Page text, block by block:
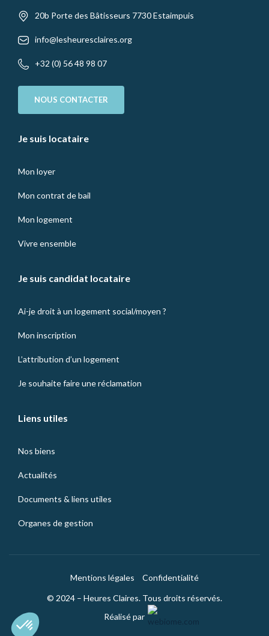
20b Porte des Bâtisseurs 7730 Estaimpuis
info@lesheuresclaires.org
+32 (0) 56 48 98 07
NOUS CONTACTER
Je suis locataire
Mon loyer
Mon contrat de bail
Mon logement
Vivre ensemble
Je suis candidat locataire
Ai-je droit à un logement social/moyen ?
Mon inscription
L’attribution d’un logement
Je souhaite faire une réclamation
Liens utiles
Nos biens
Actualités
Documents & liens utiles
Organes de gestion
© 2024 – Heures Claires. Tous droits réservés.
Réalisé par
Mentions légales Confidentialité